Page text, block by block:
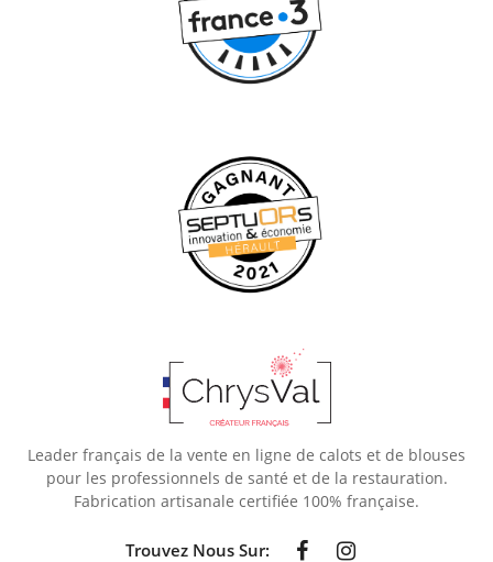
Leader français de la vente en ligne de calots et de blouses
pour les professionnels de santé et de la restauration.
Fabrication artisanale certifiée 100% française.
Trouvez Nous Sur: